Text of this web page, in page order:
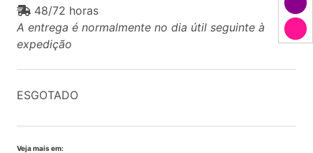
48/72 horas
A entrega é normalmente no dia útil seguinte à
expedição
ESGOTADO
Veja mais em: